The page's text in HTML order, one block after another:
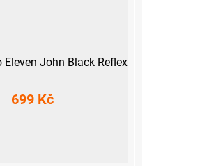
Eleven John Black Reflex
699 Kč